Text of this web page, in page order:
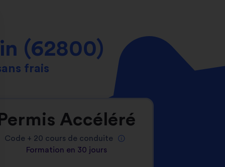
(62800)
frais
Permis Accéléré
Code + 20 cours de conduite
Formation en 30 jours